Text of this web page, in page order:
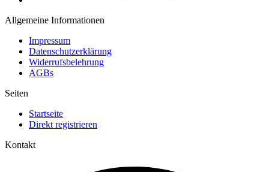
Allgemeine Informationen
Impressum
Datenschutzerklärung
Widerrufsbelehrung
AGBs
Seiten
Startseite
Direkt registrieren
Kontakt